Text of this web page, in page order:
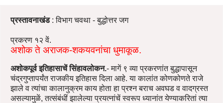
प्रस्तावनाखंड: विभाग चवथा - बुद्धोत्तर जग
प्रकरण १२ वें.
अशोक ते अराजक-शकयवनांचा धुमाकूळ.
अशोकपूर्व इतिहासाचें सिंहावलोकन.- मागें ९ व्या प्रकरणांत बुद्धापासून
चंद्रगुप्तापर्यंत राजकीय इतिहास दिला आहे. या कालांत कोणकोणते राजे
झाले व त्यांचा कालानुक्रम काय होता हा प्रश्न बराच अवघड व वादग्रस्त
असल्यामुळें, तत्संबंधीं झालेल्या प्रयत्‍नांचें स्वरूप ध्यानांत येण्याकरितां त्या